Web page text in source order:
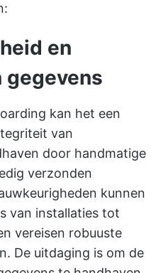
en
kan het een
van
door handmatige
verzonden
kunnen
van installaties tot
vereisen robuuste
De uitdaging is om de